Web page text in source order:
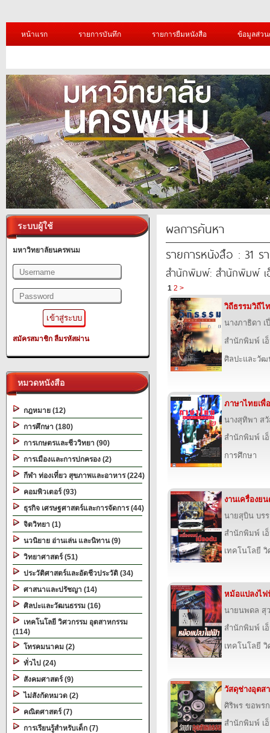
หน้าแรก รายการบันทึก รายการยืมหนังสือ ข้อมูลส่ว
ระบบผู้ใช้
มหาวิทยาลัยนครพนม
สมัครสมาชิก ลืมรหัสผ่าน
หมวดหนังสือ
กฎหมาย (12)
การศึกษา (180)
การเกษตรและชีววิทยา (90)
การเมืองและการปกครอง (2)
กีฬา ท่องเที่ยว สุขภาพและอาหาร (224)
คอมพิวเตอร์ (93)
ธุรกิจ เศรษฐศาสตร์และการจัดการ (44)
จิตวิทยา (1)
นวนิยาย อ่านเล่น และนิทาน (9)
วิทยาศาสตร์ (51)
ประวัติศาสตร์และอัตชีวประวัติ (34)
ศาสนาและปรัชญา (14)
ศิลปะและวัฒนธรรม (16)
เทคโนโลยี วิศวกรรม อุตสาหกรรม
(114)
โทรคมนาคม (2)
ทั่วไป (24)
สังคมศาสตร์ (9)
ไม่สังกัดหมวด (2)
คณิตศาสตร์ (7)
การเรียนรู้สำหรับเด็ก (7)
ผลการค้นหา
รายการหนังสือ : 31 ร
สำนักพิมพ์: สำนักพิมพ์ เ
1 2 >
วิถีธรรมวิถีไ
นางภาธิดา เ
สำนักพิมพ์ เ
ศิลปะและวัฒ
ภาษาไทยเพื่
นางสุทิพา ส
สำนักพิมพ์ เ
การศึกษา
งานเครื่องย
นายสุบิน บรร
สำนักพิมพ์ เ
เทคโนโลยี
หม้อแปลงไฟ
นายนพดล สุ
สำนักพิมพ์ เ
เทคโนโลยี
วัสดุช่างอุตส
ศิริพร ขอพร
สำนักพิมพ์ เ